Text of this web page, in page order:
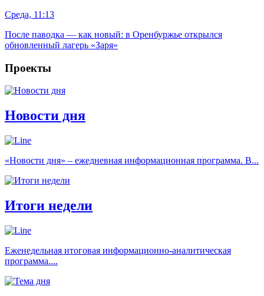
Среда, 11:13
После паводка — как новый: в Оренбуржье открылся
обновленный лагерь «Заря»
Проекты
Новости дня
«Новости дня» – ежедневная информационная программа. В...
Итоги недели
Еженедельная итоговая информационно-аналитическая
программа....